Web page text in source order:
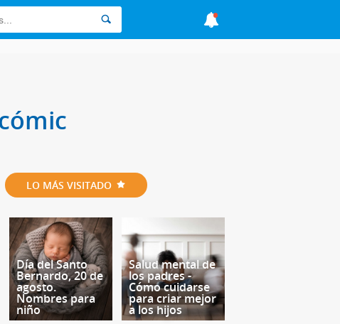
LO MÁS VISITADO
Día del Santo
Bernardo, 20 de
agosto.
Nombres para
niño
Salud mental de
los padres -
Cómo cuidarse
para criar mejor
a los hijos